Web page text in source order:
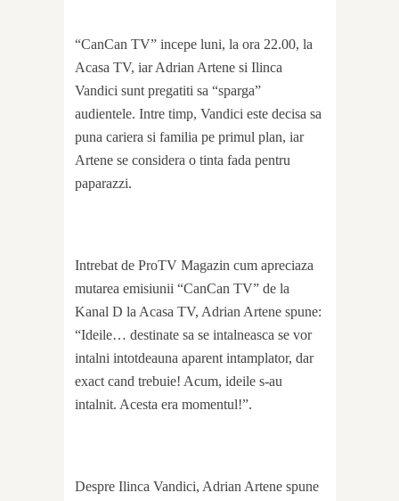
“CanCan TV” incepe luni, la ora 22.00, la
Acasa TV, iar Adrian Artene si Ilinca
Vandici sunt pregatiti sa “sparga”
audientele. Intre timp, Vandici este decisa sa
puna cariera si familia pe primul plan, iar
Artene se considera o tinta fada pentru
paparazzi.
Intrebat de ProTV Magazin cum apreciaza
mutarea emisiunii “CanCan TV” de la
Kanal D la Acasa TV, Adrian Artene spune:
“Ideile… destinate sa se intalneasca se vor
intalni intotdeauna aparent intamplator, dar
exact cand trebuie! Acum, ideile s-au
intalnit. Acesta era momentul!”.
Despre Ilinca Vandici, Adrian Artene spune